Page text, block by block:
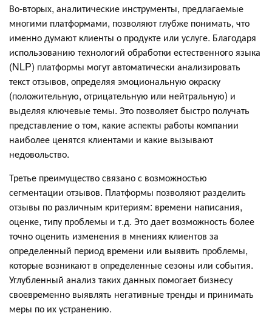
Во-вторых, аналитические инструменты, предлагаемые
многими платформами, позволяют глубже понимать, что
именно думают клиенты о продукте или услуге. Благодаря
использованию технологий обработки естественного языка
(NLP) платформы могут автоматически анализировать
текст отзывов, определяя эмоциональную окраску
(положительную, отрицательную или нейтральную) и
выделяя ключевые темы. Это позволяет быстро получать
представление о том, какие аспекты работы компании
наиболее ценятся клиентами и какие вызывают
недовольство.
Третье преимущество связано с возможностью
сегментации отзывов. Платформы позволяют разделить
отзывы по различным критериям: времени написания,
оценке, типу проблемы и т.д. Это дает возможность более
точно оценить изменения в мнениях клиентов за
определенный период времени или выявить проблемы,
которые возникают в определенные сезоны или события.
Углубленный анализ таких данных помогает бизнесу
своевременно выявлять негативные тренды и принимать
меры по их устранению.